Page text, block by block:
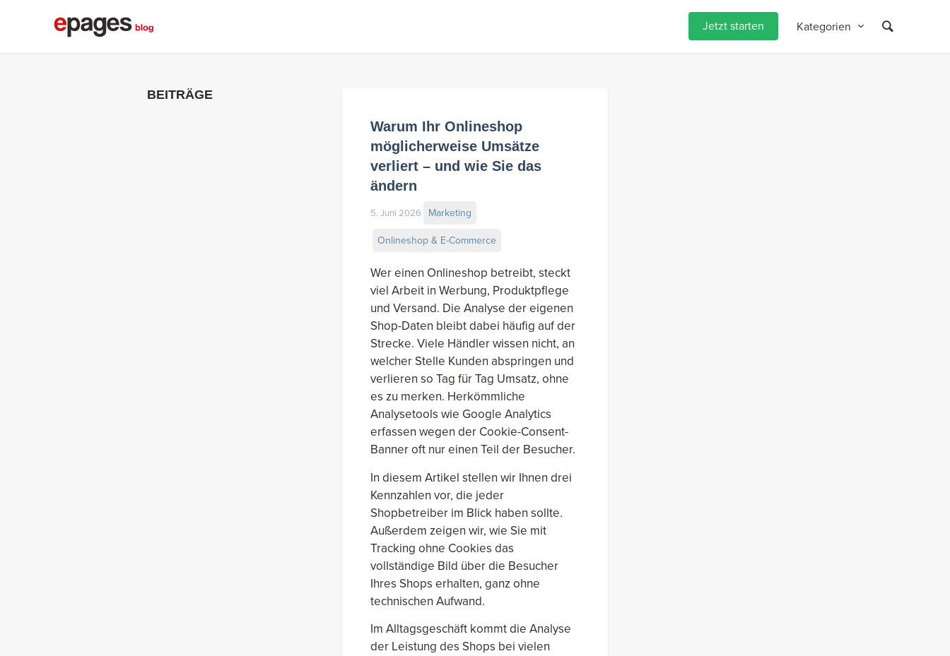
Jetzt starten Kategorien
BEITRÄGE
Warum Ihr Onlineshop
möglicherweise Umsätze
verliert – und wie Sie das
ändern
5. Juni 2026 Marketing
Onlineshop & E-Commerce
Wer einen Onlineshop betreibt, steckt
viel Arbeit in Werbung, Produktpflege
und Versand. Die Analyse der eigenen
Shop-Daten bleibt dabei häufig auf der
Strecke. Viele Händler wissen nicht, an
welcher Stelle Kunden abspringen und
verlieren so Tag für Tag Umsatz, ohne
es zu merken. Herkömmliche
Analysetools wie Google Analytics
erfassen wegen der Cookie-Consent-
Banner oft nur einen Teil der Besucher.
In diesem Artikel stellen wir Ihnen drei
Kennzahlen vor, die jeder
Shopbetreiber im Blick haben sollte.
Außerdem zeigen wir, wie Sie mit
Tracking ohne Cookies das
vollständige Bild über die Besucher
Ihres Shops erhalten, ganz ohne
technischen Aufwand.
Im Alltagsgeschäft kommt die Analyse
der Leistung des Shops bei vielen